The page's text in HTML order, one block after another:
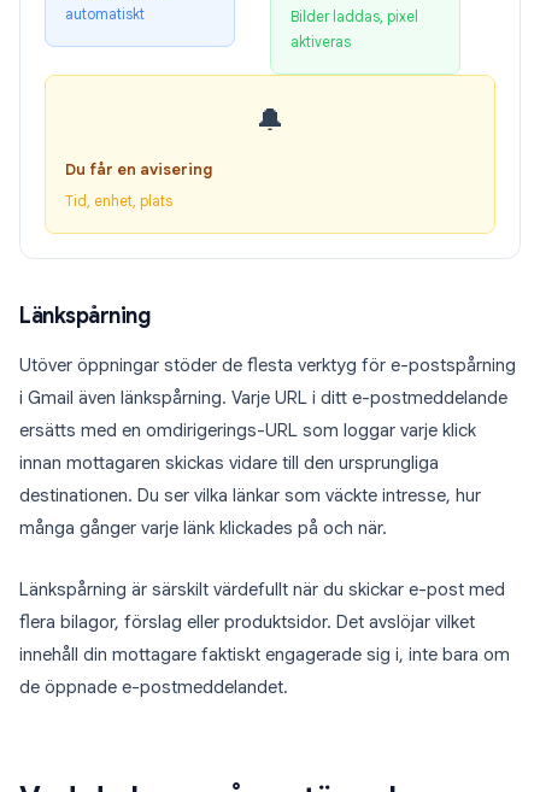
automatiskt
Bilder laddas, pixel
aktiveras
🔔
Du får en avisering
Tid, enhet, plats
Länkspårning
Utöver öppningar stöder de flesta verktyg för e-postspårning
i Gmail även länkspårning. Varje URL i ditt e-postmeddelande
ersätts med en omdirigerings-URL som loggar varje klick
innan mottagaren skickas vidare till den ursprungliga
destinationen. Du ser vilka länkar som väckte intresse, hur
många gånger varje länk klickades på och när.
Länkspårning är särskilt värdefullt när du skickar e-post med
flera bilagor, förslag eller produktsidor. Det avslöjar vilket
innehåll din mottagare faktiskt engagerade sig i, inte bara om
de öppnade e-postmeddelandet.